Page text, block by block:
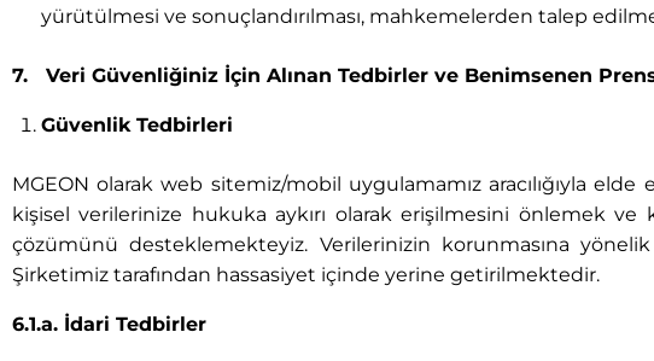
yürütülmesi ve sonuçlandırılması, mahkemelerden talep
7. Veri Güvenliğiniz İçin Alınan Tedbirler ve Benimsenen
Güvenlik Tedbirleri
MGEON olarak web sitemiz/mobil uygulamamız aracılığıyla
kişisel verilerinize hukuka aykırı olarak erişilmesini önlemek
çözümünü desteklemekteyiz. Verilerinizin korunmasına
Şirketimiz tarafından hassasiyet içinde yerine getirilmektedir.
6.1.a. İdari Tedbirler